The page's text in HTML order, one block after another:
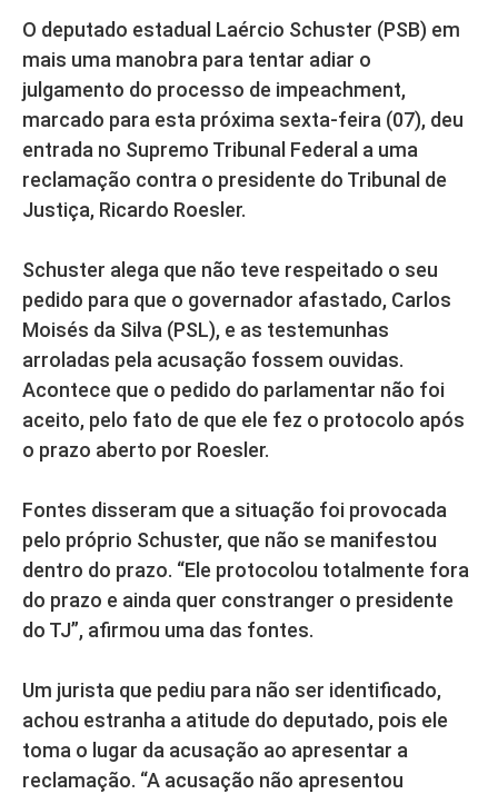
O deputado estadual Laércio Schuster (PSB) em
mais uma manobra para tentar adiar o
julgamento do processo de impeachment,
marcado para esta próxima sexta-feira (07), deu
entrada no Supremo Tribunal Federal a uma
reclamação contra o presidente do Tribunal de
Justiça, Ricardo Roesler.
Schuster alega que não teve respeitado o seu
pedido para que o governador afastado, Carlos
Moisés da Silva (PSL), e as testemunhas
arroladas pela acusação fossem ouvidas.
Acontece que o pedido do parlamentar não foi
aceito, pelo fato de que ele fez o protocolo após
o prazo aberto por Roesler.
Fontes disseram que a situação foi provocada
pelo próprio Schuster, que não se manifestou
dentro do prazo. “Ele protocolou totalmente fora
do prazo e ainda quer constranger o presidente
do TJ”, afirmou uma das fontes.
Um jurista que pediu para não ser identificado,
achou estranha a atitude do deputado, pois ele
toma o lugar da acusação ao apresentar a
reclamação. “A acusação não apresentou